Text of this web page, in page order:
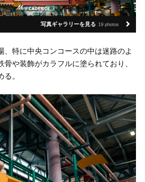
写真ギャラリーを見る 19 photos
、特に中央コンコースの中は迷路のよ
骨や装飾がカラフルに塗られており、
。